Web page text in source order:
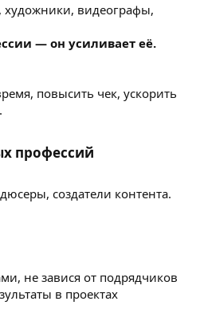
видеографы,
— он усиливает её.
повысить чек, ускорить
профессий​
создатели контента.
не завися от подрядчиков
в проектах